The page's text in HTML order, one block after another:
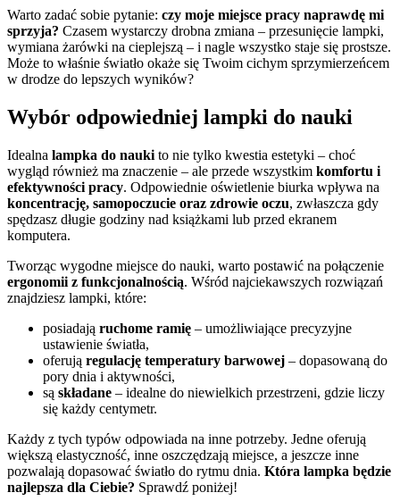
Warto zadać sobie pytanie: czy moje miejsce pracy naprawdę mi
sprzyja? Czasem wystarczy drobna zmiana – przesunięcie lampki,
wymiana żarówki na cieplejszą – i nagle wszystko staje się prostsze.
Może to właśnie światło okaże się Twoim cichym sprzymierzeńcem
w drodze do lepszych wyników?
Wybór odpowiedniej lampki do nauki
Idealna lampka do nauki to nie tylko kwestia estetyki – choć
wygląd również ma znaczenie – ale przede wszystkim komfortu i
efektywności pracy. Odpowiednie oświetlenie biurka wpływa na
koncentrację, samopoczucie oraz zdrowie oczu, zwłaszcza gdy
spędzasz długie godziny nad książkami lub przed ekranem
komputera.
Tworząc wygodne miejsce do nauki, warto postawić na połączenie
ergonomii z funkcjonalnością. Wśród najciekawszych rozwiązań
znajdziesz lampki, które:
posiadają ruchome ramię – umożliwiające precyzyjne
ustawienie światła,
oferują regulację temperatury barwowej – dopasowaną do
pory dnia i aktywności,
są składane – idealne do niewielkich przestrzeni, gdzie liczy
się każdy centymetr.
Każdy z tych typów odpowiada na inne potrzeby. Jedne oferują
większą elastyczność, inne oszczędzają miejsce, a jeszcze inne
pozwalają dopasować światło do rytmu dnia. Która lampka będzie
najlepsza dla Ciebie? Sprawdź poniżej!